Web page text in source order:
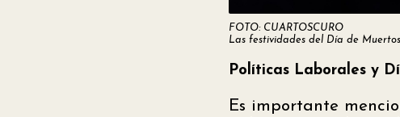
FOTO: CUARTOSCURO
Las festividades del Día de
Políticas Laborales y
Es importante